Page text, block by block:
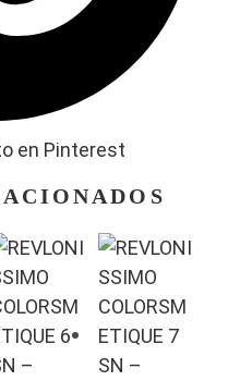
en Pinterest